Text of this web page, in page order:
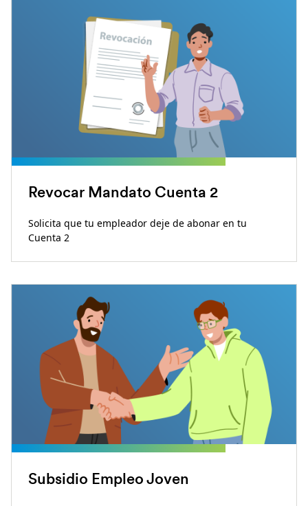
Revocar Mandato Cuenta 2
Solicita que tu empleador deje de abonar en tu
Cuenta 2
Subsidio Empleo Joven